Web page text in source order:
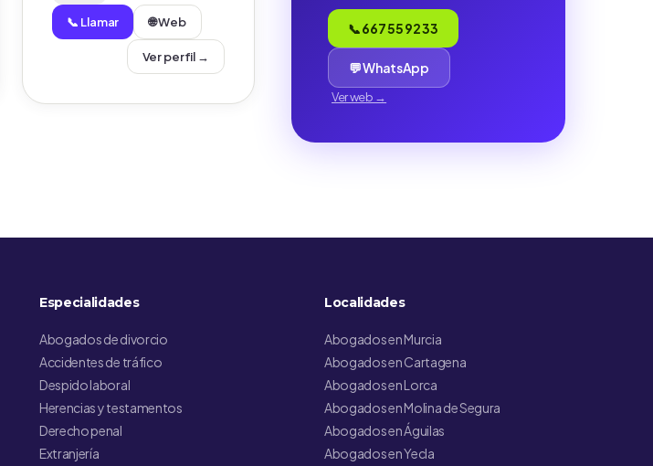
📞 Llamar 🌐 Web
Ver perfil →
📞 667 55 92 33
💬 WhatsApp
Ver web →
Especialidades
Abogados de divorcio
Accidentes de tráfico
Despido laboral
Herencias y testamentos
Derecho penal
Extranjería
Localidades
Abogados en Murcia
Abogados en Cartagena
Abogados en Lorca
Abogados en Molina de Segura
Abogados en Águilas
Abogados en Yecla